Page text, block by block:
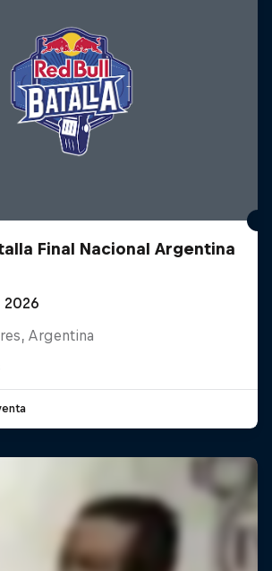
Final Nacional Argentina
2026
Argentina